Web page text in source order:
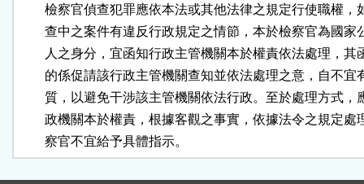
檢察官偵查犯罪應依本法或其他法律之規定行使職權，
查中之案件有違反行政規定之情節，本於檢察官為國家
人之身分，宜函知行政主管機關本於權責依法處理，其
的係促請該行政主管機關查知並依法處理之意，自不宜
質，以避免干涉該主管機關依法行政。至於處理方式，
政機關本於權責，根據客觀之事實，依據法令之規定處
        察官不宜給予具體指示。